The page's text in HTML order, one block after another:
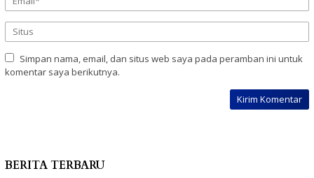
Simpan nama, email, dan situs web saya pada peramban ini untuk
komentar saya berikutnya.
BERITA TERBARU